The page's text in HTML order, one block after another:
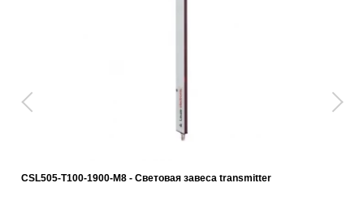
CSL505-T100-1900-M8 - Световая завеса transmitter